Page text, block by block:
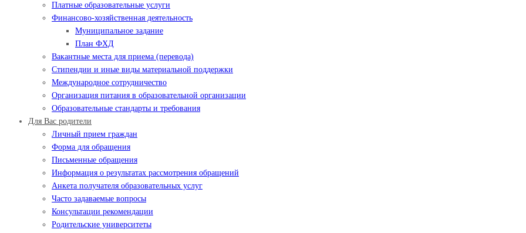
Платные образовательные услуги
Финансово-хозяйственная деятельность
Муниципальное задание
План ФХД
Вакантные места для приема (перевода)
Стипендии и иные виды материальной поддержки
Международное сотрудничество
Организация питания в образовательной организации
Образовательные стандарты и требования
Для Вас родители
Личный прием граждан
Форма для обращения
Письменные обращения
Информация о результатах рассмотрения обращений
Анкета получателя образовательных услуг
Часто задаваемые вопросы
Консультации рекомендации
Родительские университеты